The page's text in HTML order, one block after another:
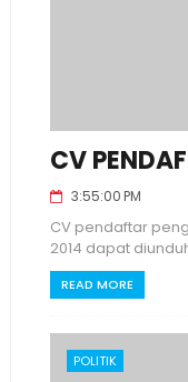
CV
3:55:00 PM
CV pendaftar
2014 dapat
READ MORE
POLITIK